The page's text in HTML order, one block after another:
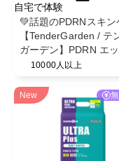
自宅で体験
💚話題のPDRNスキン
【TenderGarden / テ
ガーデン】PDRN エッ
スクリーム 80ml モニター募
10000人以上
New